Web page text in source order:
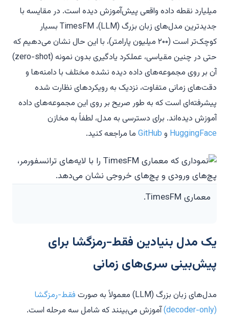
میلیارد نقطه داده واقعی پیش‌آموزش دیده است. در مقایسه با
جدیدترین مدل‌های زبان بزرگ (LLM)، TimesFM بسیار
کوچک‌تر است (۲۰۰ میلیون پارامتر)، با این حال نشان می‌دهیم که
حتی در چنین مقیاسی، عملکرد یادگیری بدون نمونه (zero-shot)
آن بر روی مجموعه‌های داده دیده نشده مختلف با دامنه‌ها و
دقت‌های زمانی متفاوت، نزدیک به رویکردهای نظارت شده
پیشرفته‌ای است که به طور صریح بر روی این مجموعه‌های داده
آموزش دیده‌اند. برای دسترسی به مدل، لطفاً به مخازن
HuggingFace و GitHub ما مراجعه کنید.
معماری TimesFM.
یک مدل بنیادین فقط-رمزگشا برای
پیش‌بینی سری‌های زمانی
مدل‌های زبان بزرگ (LLM) معمولاً به صورت
فقط-رمزگشا
(decoder-only)
آموزش می‌بینند که شامل سه مرحله است.